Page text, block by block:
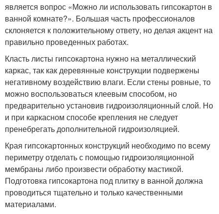
является вопрос «Можно ли использовать гипсокартон в
ванной комнате?». Большая часть профессионалов
склоняется к положительному ответу, но делая акцент на
правильно проведенных работах.
Класть листы гипсокартона нужно на металлический
каркас, так как деревянные конструкции подвержены
негативному воздействию влаги. Если стены ровные, то
можно воспользоваться клеевым способом, но
предварительно установив гидроизоляционный слой. Но
и при каркасном способе крепления не следует
пренебрегать дополнительной гидроизоляцией.
Края гипсокартонных конструкций необходимо по всему
периметру отделать с помощью гидроизоляционной
мембраны либо произвести обработку мастикой.
Подготовка гипсокартона под плитку в ванной должна
проводиться тщательно и только качественными
материалами.